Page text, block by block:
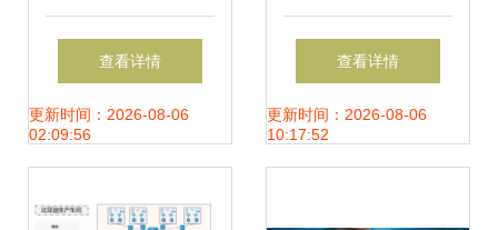
红？万木春科技 赋
能用户实现“虚拟自
查看详情
更新时间：2026-08-06
02:09:56
团队与湖南汉坤实
业达成战略合作，
查看详情
更新时间：2026-08-06
10:17:52